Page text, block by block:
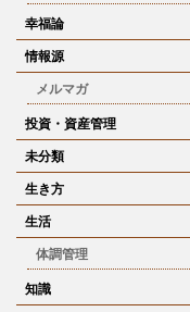
幸福論
情報源
メルマガ
投資・資産管理
未分類
生き方
生活
体調管理
知識